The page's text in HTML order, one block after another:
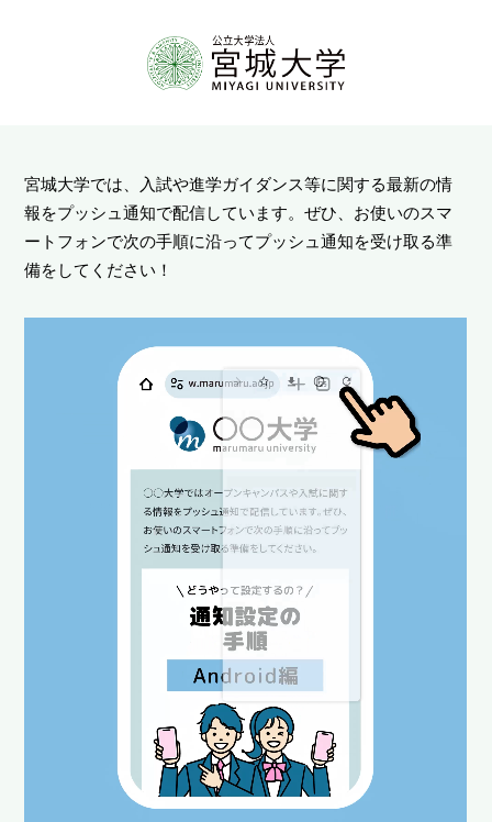
宮城大学では、入試や進学ガイダンス等に関する最新の情
報をプッシュ通知で配信しています。ぜひ、お使いのスマ
ートフォンで次の手順に沿ってプッシュ通知を受け取る準
備をしてください！